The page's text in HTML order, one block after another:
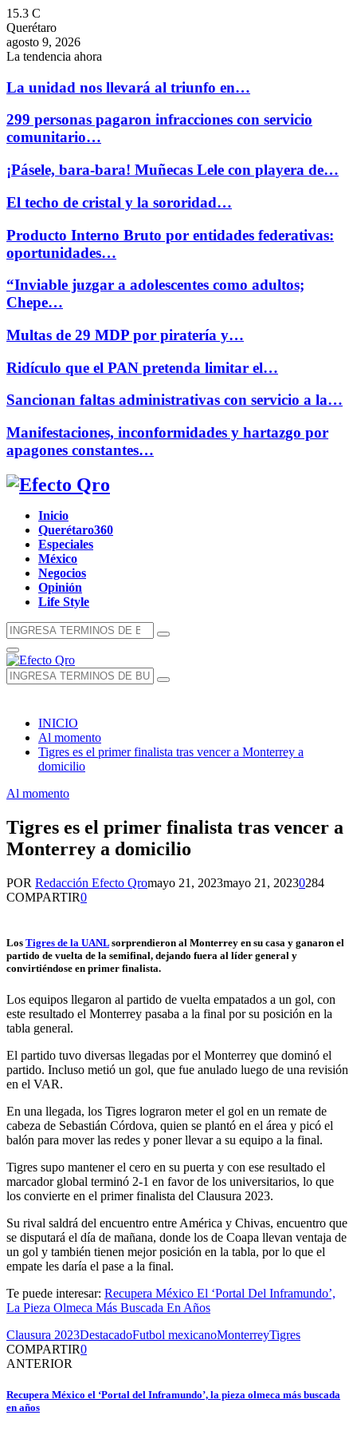
15.3 C
Querétaro
agosto 9, 2026
La tendencia ahora
La unidad nos llevará al triunfo en…
299 personas pagaron infracciones con servicio
comunitario…
¡Pásele, bara-bara! Muñecas Lele con playera de…
El techo de cristal y la sororidad…
Producto Interno Bruto por entidades federativas:
oportunidades…
“Inviable juzgar a adolescentes como adultos;
Chepe…
Multas de 29 MDP por piratería y…
Ridículo que el PAN pretenda limitar el…
Sancionan faltas administrativas con servicio a la…
Manifestaciones, inconformidades y hartazgo por
apagones constantes…
Facebook
Twitter
Instagram
Youtube
Whatsapp
Inicio
Querétaro360
Especiales
México
Negocios
Opinión
Life Style
Búsqueda
de:
Búsqueda
Menú
Principal
Búsqueda
de:
Búsqueda
INICIO
Al momento
Tigres es el primer finalista tras vencer a Monterrey a
domicilio
Al momento
Tigres es el primer finalista tras vencer a
Monterrey a domicilio
POR Redacción Efecto Qromayo 21, 2023mayo 21, 20230284
COMPARTIR0
Los Tigres de la UANL sorprendieron al Monterrey en su casa y ganaron el
partido de vuelta de la semifinal, dejando fuera al líder general y
convirtiéndose en primer finalista.
Los equipos llegaron al partido de vuelta empatados a un gol, con
este resultado el Monterrey pasaba a la final por su posición en la
tabla general.
El partido tuvo diversas llegadas por el Monterrey que dominó el
partido. Incluso metió un gol, que fue anulado luego de una revisión
en el VAR.
En una llegada, los Tigres lograron meter el gol en un remate de
cabeza de Sebastián Córdova, quien se plantó en el área y picó el
balón para mover las redes y poner llevar a su equipo a la final.
Tigres supo mantener el cero en su puerta y con ese resultado el
marcador global terminó 2-1 en favor de los universitarios, lo que
los convierte en el primer finalista del Clausura 2023.
Su rival saldrá del encuentro entre América y Chivas, encuentro que
se disputará el día de mañana, donde los de Coapa llevan ventaja de
un gol y también tienen mejor posición en la tabla, por lo que el
empate les daría el pase a la final.
Te puede interesar: Recupera México El ‘Portal Del Inframundo’,
La Pieza Olmeca Más Buscada En Años
Clausura 2023DestacadoFutbol mexicanoMonterreyTigres
COMPARTIR0
ANTERIOR
Recupera México el ‘Portal del Inframundo’, la pieza olmeca más buscada
en años